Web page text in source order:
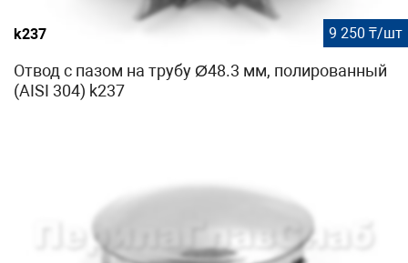
k237 9 250 ₸/шт
Отвод с пазом на трубу Ø48.3 мм, полированный
(AISI 304) k237